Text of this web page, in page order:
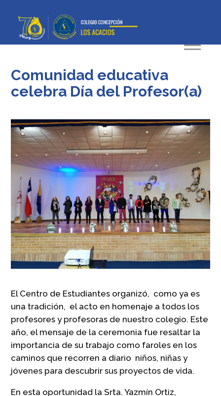
Comunidad educativa
celebra Día del Profesor(a)
El Centro de Estudiantes organizó, como ya es
una tradición, el acto en homenaje a todos los
profesores y profesoras de nuestro colegio. Este
año, el mensaje de la ceremonia fue resaltar la
importancia de su trabajo como faroles en los
caminos que recorren a diario niños, niñas y
jóvenes para descubrir sus proyectos de vida.
En esta oportunidad la Srta. Yazmín Ortiz,